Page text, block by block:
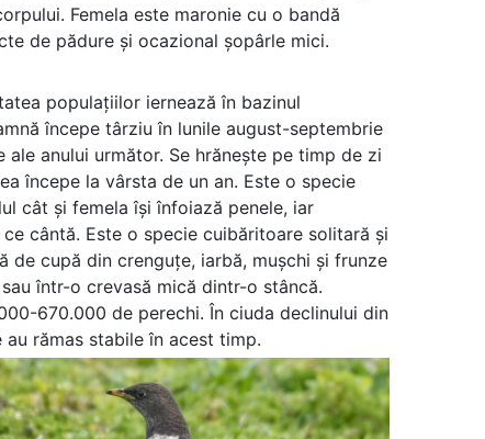
Femela este maronie cu o bandă
de pădure și ocazional șopârle mici.
populațiilor iernează în bazinul
începe târziu în lunile august-septembrie
anului următor. Se hrănește pe timp de zi
începe la vârsta de un an. Este o specie
cât și femela își înfoiază penele, iar
cântă. Este o specie cuibăritoare solitară și
cupă din crenguțe, iarbă, mușchi și frunze
într-o crevasă mică dintr-o stâncă.
670.000 de perechi. În ciuda declinului din
rămas stabile în acest timp.